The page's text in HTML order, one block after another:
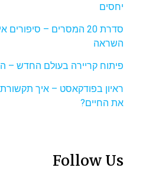
יחסים
סדרת 20 המסרים –
השראה
פיתוח קריירה בעולם החדש –
ראיון בפודקאסט – איך
את החיים?
Follow Us